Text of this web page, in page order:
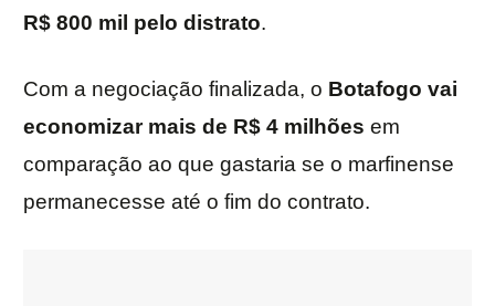
R$ 800 mil pelo distrato.
Com a negociação finalizada, o Botafogo vai
economizar mais de R$ 4 milhões em
comparação ao que gastaria se o marfinense
permanecesse até o fim do contrato.